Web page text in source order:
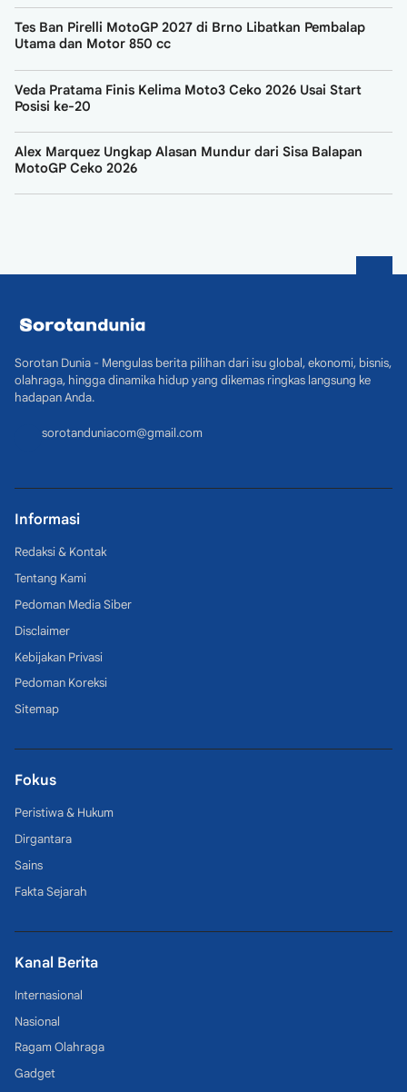
Tes Ban Pirelli MotoGP 2027 di Brno Libatkan Pembalap
Utama dan Motor 850 cc
Veda Pratama Finis Kelima Moto3 Ceko 2026 Usai Start
Posisi ke-20
Alex Marquez Ungkap Alasan Mundur dari Sisa Balapan
MotoGP Ceko 2026
Sorotan Dunia - Mengulas berita pilihan dari isu global, ekonomi, bisnis,
olahraga, hingga dinamika hidup yang dikemas ringkas langsung ke
hadapan Anda.
sorotanduniacom@gmail.com
Informasi
Redaksi & Kontak
Tentang Kami
Pedoman Media Siber
Disclaimer
Kebijakan Privasi
Pedoman Koreksi
Sitemap
Fokus
Peristiwa & Hukum
Dirgantara
Sains
Fakta Sejarah
Kanal Berita
Internasional
Nasional
Ragam Olahraga
Gadget